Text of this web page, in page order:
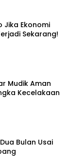
Jika Ekonomi
Sekarang!
Mudik Aman
Kecelakaan
Bulan Usai